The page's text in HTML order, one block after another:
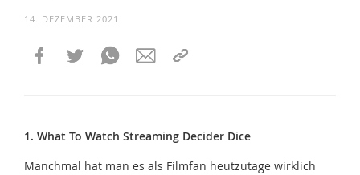
14. DEZEMBER 2021
1. What To Watch Streaming Decider Dice
Manchmal hat man es als Filmfan heutzutage wirklich